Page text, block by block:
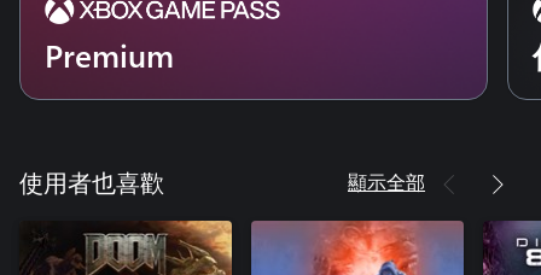
Premium
使用者也喜歡 顯示全部